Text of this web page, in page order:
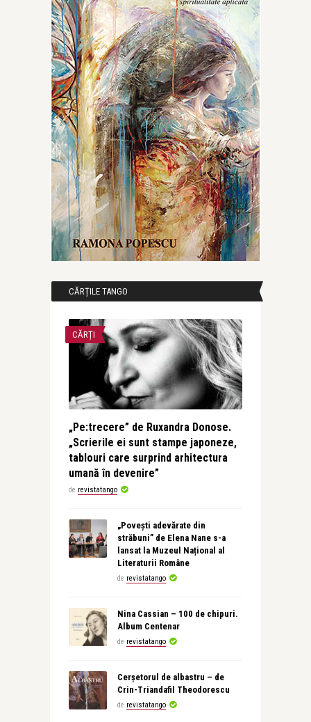
CĂRȚILE TANGO
CĂRȚI
„Pe:trecere” de Ruxandra Donose.
„Scrierile ei sunt stampe japoneze,
tablouri care surprind arhitectura
umană în devenire”
de revistatango
„Povești adevărate din
străbuni” de Elena Nane s-a
lansat la Muzeul Național al
Literaturii Române
de revistatango
Nina Cassian – 100 de chipuri.
Album Centenar
de revistatango
Cerșetorul de albastru – de
Crin-Triandafil Theodorescu
de revistatango